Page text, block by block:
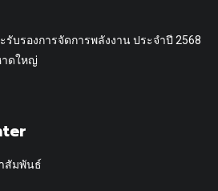
รับรองการจัดการพลังงาน ประจำปี 2568
าดใหญ่
สัมพันธ์